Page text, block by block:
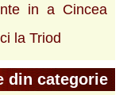
in a Cincea
la Triod
din categorie